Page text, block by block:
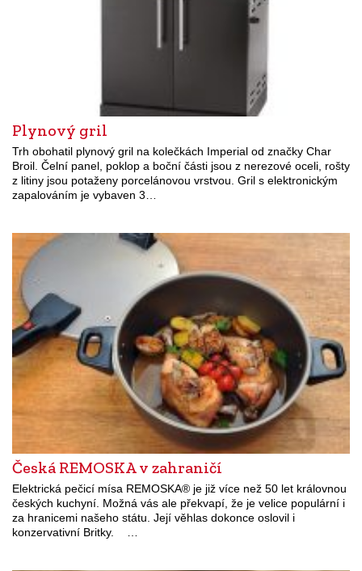
Plynový gril
Trh obohatil plynový gril na kolečkách Imperial od značky Char
Broil. Čelní panel, poklop a boční části jsou z nerezové oceli, rošty
z litiny jsou potaženy porcelánovou vrstvou. Gril s elektronickým
zapalováním je vybaven 3…
Česká REMOSKA v zahraničí
Elektrická pečicí mísa REMOSKA® je již více než 50 let královnou
českých kuchyní. Možná vás ale překvapí, že je velice populární i
za hranicemi našeho státu. Její věhlas dokonce oslovil i
konzervativní Britky. …